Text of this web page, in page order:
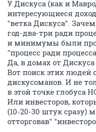
У Дискуса (как и
интересующиеся
"ветка Дискуса".
год-два-три ради
и минимумы были
"процесс ради
Да, в домах от
Вот поиск этих людей
дискусоманов. И не
в этой точке глобуса
Или инвесторов,
(10-20-30 штук сразу)
отторговав"